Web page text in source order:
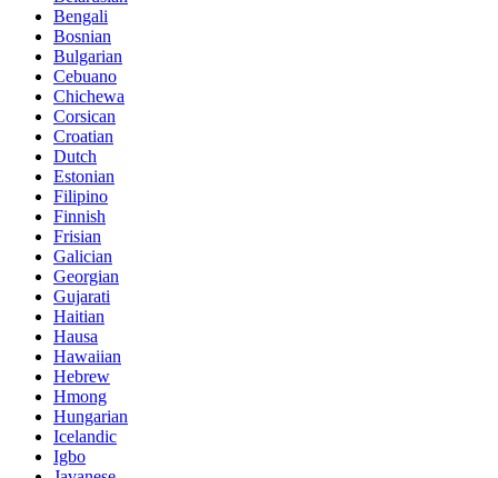
Bengali
Bosnian
Bulgarian
Cebuano
Chichewa
Corsican
Croatian
Dutch
Estonian
Filipino
Finnish
Frisian
Galician
Georgian
Gujarati
Haitian
Hausa
Hawaiian
Hebrew
Hmong
Hungarian
Icelandic
Igbo